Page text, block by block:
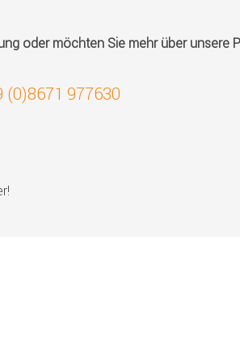
oder möchten Sie mehr über unsere
(0)8671 977630